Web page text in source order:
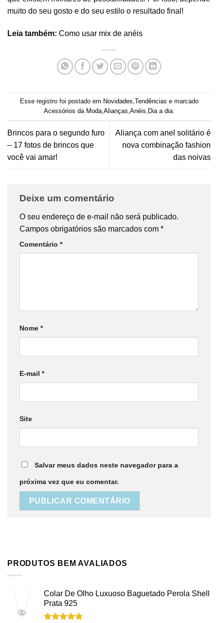
muito do seu gosto e do seu estilo o resultado final!
Leia também: Como usar mix de anéis
Esse registro foi postado em Novidades Tendências e marcado
Acessórios da Moda, Alianças Anéis Dia a dia.
Brincos para o segundo furo
– 17 fotos de brincos que
você vai amar!
Aliança com anel solitário é
nova combinação fashion
das noivas
Deixe um comentário
O seu endereço de e-mail não será publicado.
Campos obrigatórios são marcados com *
Comentário *
Nome *
E-mail *
Site
Salvar meus dados neste navegador para a
próxima vez que eu comentar.
PRODUTOS BEM AVALIADOS
Colar De Olho Luxuoso Baguetado Perola Shell
Prata 925